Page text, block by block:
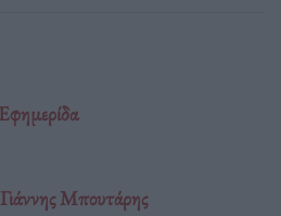
Εφημερίδα
Μπουτάρης